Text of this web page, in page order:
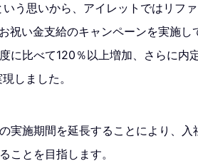
う思いから、アイレットではリフ
祝い金支給のキャンペーンを実施し
に比べて120％以上増加、さらに内
しました。
実施期間を延長することにより、入
ことを目指します。